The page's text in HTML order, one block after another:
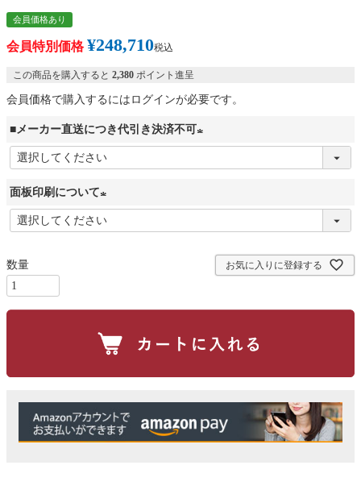
会員価格あり
会員特別価格 ¥248,710税込
この商品を購入すると 2,380 ポイント進呈
会員価格で購入するにはログインが必要です。
■メーカー直送につき代引き決済不可
面板印刷について
(
お気に入りに登録する